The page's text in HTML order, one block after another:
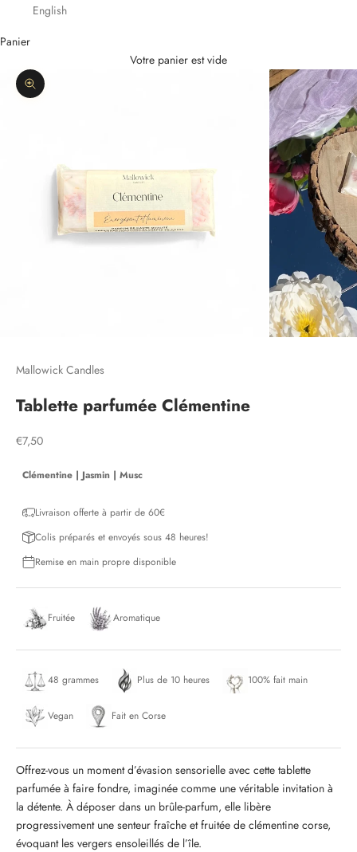
English
Panier
Votre panier est vide
Zoomer sur l'image
Mallowick Candles
Tablette parfumée Clémentine
Prix de vente
€7,50
Clémentine | Jasmin | Musc
Livraison offerte à partir de 60€
Colis préparés et envoyés sous 48 heures!
Remise en main propre disponible
Fruitée Aromatique
48 grammes Plus de 10 heures 100% fait main
Vegan Fait en Corse
Offrez-vous un moment d’évasion sensorielle avec cette tablette
parfumée à faire fondre, imaginée comme une véritable invitation à
la détente. À déposer dans un brûle-parfum, elle libère
progressivement une senteur fraîche et fruitée de clémentine corse,
évoquant les vergers ensoleillés de l’île.